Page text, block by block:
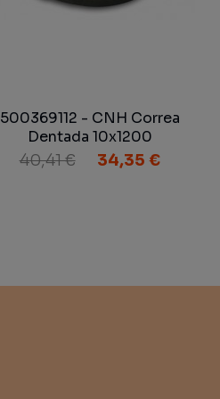
500369112 - CNH Correa
Dentada 10x1200
40,41 € 34,35 €